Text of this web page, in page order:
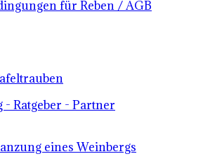
für Reben / AGB
Ratgeber - Partner
eines Weinbergs